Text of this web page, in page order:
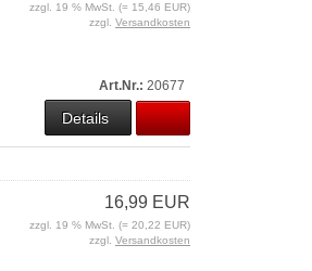
zzgl. 19 % MwSt. (= 15,46 EUR)
zzgl. Versandkosten
Art.Nr.: 20677
Details
16,99 EUR
zzgl. 19 % MwSt. (= 20,22 EUR)
zzgl. Versandkosten